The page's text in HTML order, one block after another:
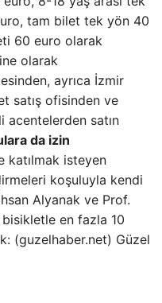
tam bilet tek yön 40
60 euro olarak
olarak
ayrıca İzmir
satış ofisinden ve
satın
da izin
katılmak isteyen
koşuluyla kendi
Alyanak ve Prof.
en fazla 10
(guzelhaber.net) Güzel